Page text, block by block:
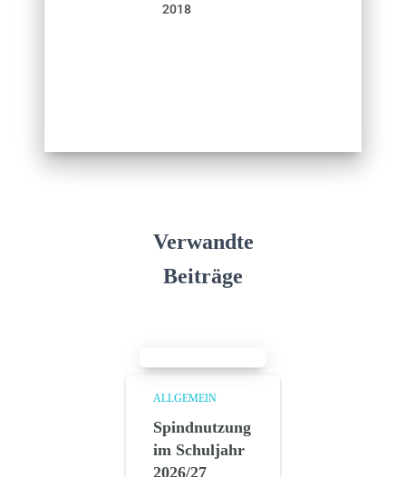
2018
Verwandte
Beiträge
ALLGEMEIN
Spindnutzung
im Schuljahr
2026/27